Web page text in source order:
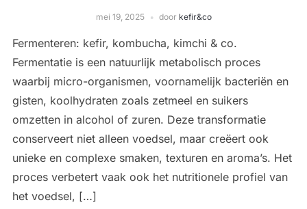
mei 19, 2025 door kefir&co
Fermenteren: kefir, kombucha, kimchi & co.
Fermentatie is een natuurlijk metabolisch proces
waarbij micro-organismen, voornamelijk bacteriën en
gisten, koolhydraten zoals zetmeel en suikers
omzetten in alcohol of zuren. Deze transformatie
conserveert niet alleen voedsel, maar creëert ook
unieke en complexe smaken, texturen en aroma’s. Het
proces verbetert vaak ook het nutritionele profiel van
het voedsel, […]